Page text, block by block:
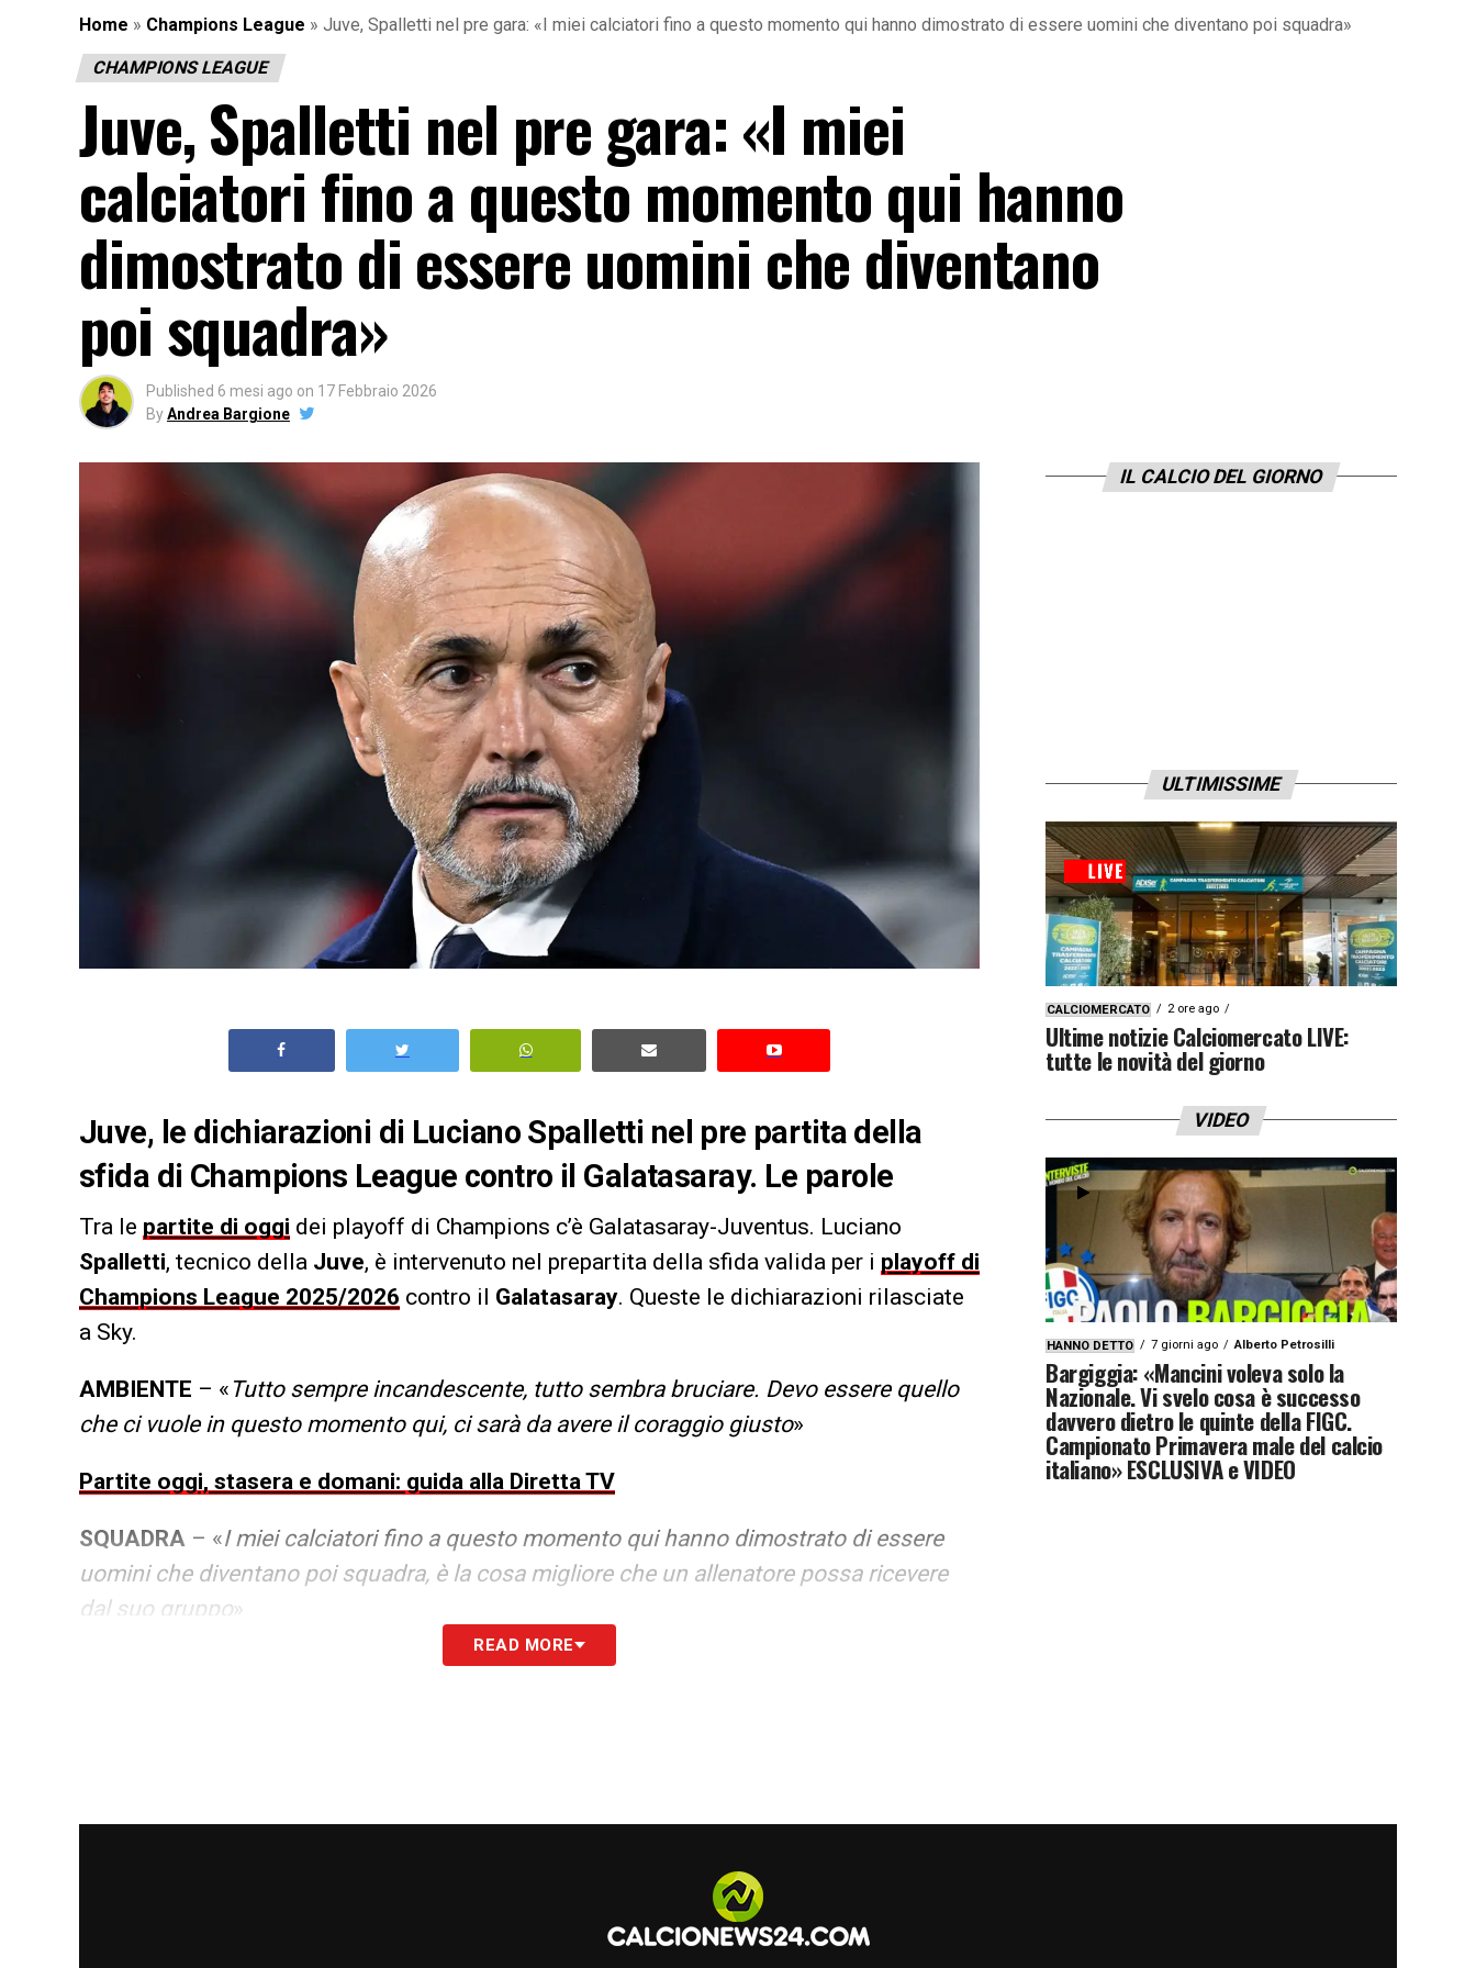
Home » Champions League » Juve, Spalletti nel pre gara: «I miei calciatori fino a questo momento qui hanno dimostrato di essere uomini che diventano poi squadra»
CHAMPIONS LEAGUE
Juve, Spalletti nel pre gara: «I miei
calciatori fino a questo momento qui hanno
dimostrato di essere uomini che diventano
poi squadra»
Published 6 mesi ago on 17 Febbraio 2026
ByAndrea Bargione
Juve, le dichiarazioni di Luciano Spalletti nel pre partita della
sfida di Champions League contro il Galatasaray. Le parole
Tra le partite di oggi dei playoff di Champions c’è Galatasaray-Juventus. Luciano
Spalletti, tecnico della Juve, è intervenuto nel prepartita della sfida valida per i playoff di
Champions League 2025/2026 contro il Galatasaray. Queste le dichiarazioni rilasciate
a Sky.
AMBIENTE – « Tutto sempre incandescente, tutto sembra bruciare. Devo essere quello
che ci vuole in questo momento qui, ci sarà da avere il coraggio giusto»
Partite oggi, stasera e domani: guida alla Diretta TV
SQUADRA – «I miei calciatori fino a questo momento qui hanno dimostrato di essere
uomini che diventano poi squadra, è la cosa migliore che un allenatore possa ricevere
dal suo gruppo»
Ci siamo già lasciati quello che è stato. Noi andiamo a giocarci il futuro
READ MORE
IL CALCIO DEL GIORNO
ULTIMISSIME
CALCIOMERCATO 2 ore ago
Ultime notizie Calciomercato LIVE:
tutte le novità del giorno
VIDEO
HANNO DETTO 7 giorni ago Alberto Petrosilli
Bargiggia: «Mancini voleva solo la
Nazionale. Vi svelo cosa è successo
davvero dietro le quinte della FIGC.
Campionato Primavera male del calcio
italiano» ESCLUSIVA e VIDEO